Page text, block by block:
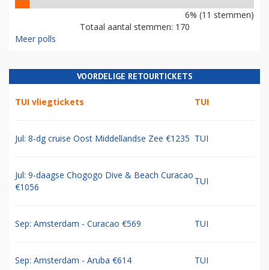
6% (11 stemmen)
Totaal aantal stemmen: 170
Meer polls
VOORDELIGE RETOURTICKETS
TUI vliegtickets TUI
Jul: 8-dg cruise Oost Middellandse Zee €1235 TUI
Jul: 9-daagse Chogogo Dive & Beach Curacao
€1056
TUI
Sep: Amsterdam - Curacao €569 TUI
Sep: Amsterdam - Aruba €614 TUI